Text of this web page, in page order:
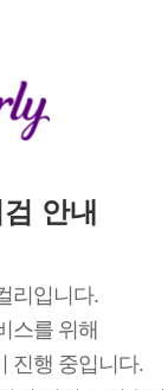
안내
리입니다.
스를 위해
진행 중입니다.